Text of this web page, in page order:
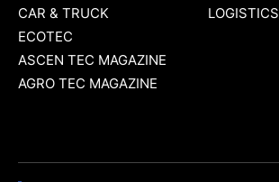
CAR & TRUCK
ECOTEC
ASCEN TEC MAGAZINE
AGRO TEC MAGAZINE
LOGISTICS